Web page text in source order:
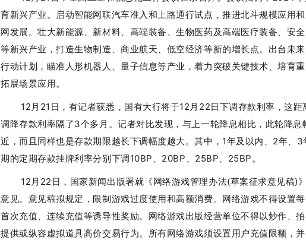
育新兴产业。启动智能网联汽车准入和上路通行试点，推进北斗规模应用
网发展。壮大新能源、新材料、高端装备、生物医药及高端医疗装备、安
等新兴产业，打造生物制造、商业航天、低空经济等新的增长点。出台未
行动计划，瞄准人形机器人、量子信息等产业，着力突破关键技术、培育
拓展场景应用。
12月21日，有记者获悉，国有大行将于12月22日下调存款利率，这距
调降存款利率隔了3个多月。记者对比发现，与上一轮降息相比，此轮降息
近，而且同样也是存款期限越长下调幅度越大。其中，1年及以内、2年、
期的定期存款挂牌利率分别下调10BP、20BP、25BP、25BP。
12月22日，国家新闻出版署就《网络游戏管理办法(草案征求意见稿)
意见。意见稿拟规定，限制游戏过度使用和高额消费。网络游戏不得设置
首次充值、连续充值等诱导性奖励。网络游戏出版经营单位不得以炒作、
提供或纵容虚拟道具高价交易行为。所有网络游戏须设置用户充值限额，